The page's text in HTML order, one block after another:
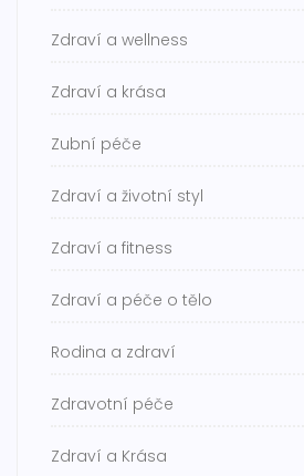
Zdraví a wellness
Zdraví a krása
Zubní péče
Zdraví a životní styl
Zdraví a fitness
Zdraví a péče o tělo
Rodina a zdraví
Zdravotní péče
Zdraví a Krása